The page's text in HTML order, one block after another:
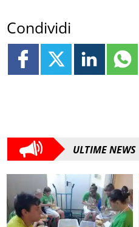
Condividi
ULTIME NEWS